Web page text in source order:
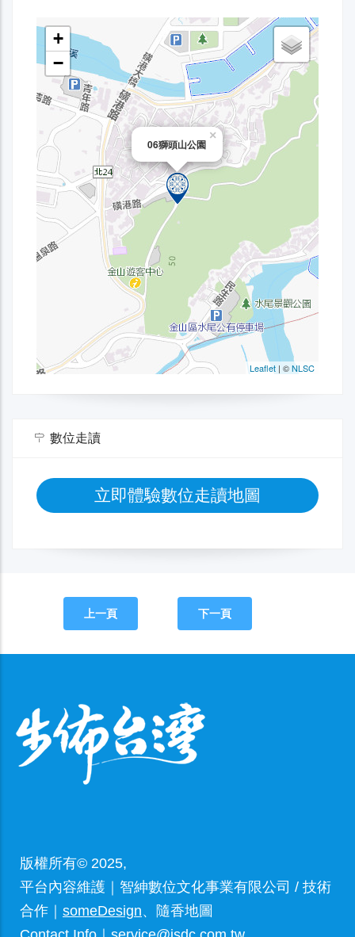
數位走讀
立即體驗數位走讀地圖
上一頁 下一頁
版權所有© 2025,
平台內容維護｜智紳數位文化事業有限公司 / 技術
合作｜ someDesign、隨香地圖